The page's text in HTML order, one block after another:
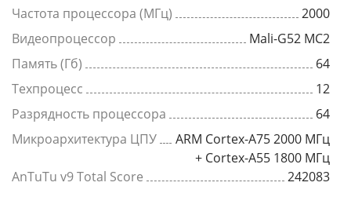
Частота процессора (МГц)
2000
Видеопроцессор
Mali-G52 MC2
Память (Гб)
64
Техпроцесс
12
Разрядность процессора
64
Микроархитектура ЦПУ
ARM Cortex-A75 2000 МГц
+ Cortex-A55 1800 МГц
AnTuTu v9 Total Score
242083